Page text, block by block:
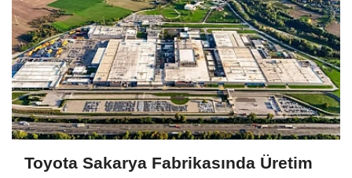
Toyota Sakarya Fabrikasında Üretim